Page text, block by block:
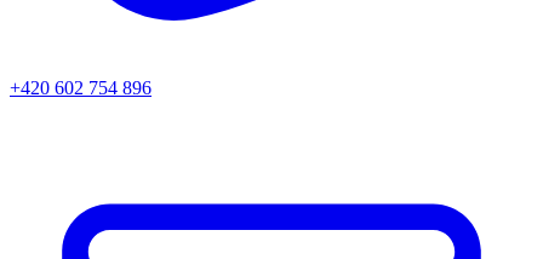
+420 602 754 896